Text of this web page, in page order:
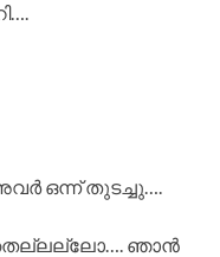
ഒന്ന് തുടച്ചു….
ഞാൻ